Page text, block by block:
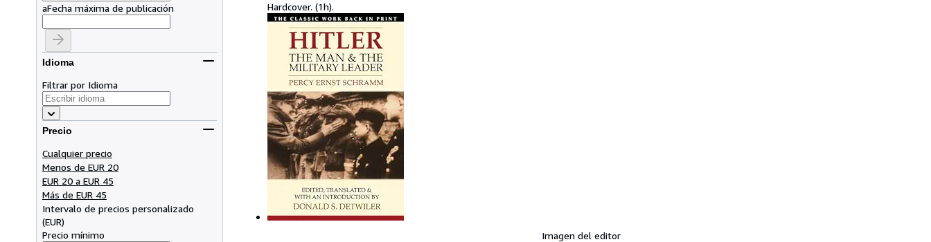
aFecha máxima de publicación
Idioma
Filtrar por Idioma
Precio
Cualquier precio
Menos de EUR 20
EUR 20 a EUR 45
Más de EUR 45
Intervalo de precios personalizado
(EUR)
Precio mínimo
Hardcover. (1h).
Imagen del editor